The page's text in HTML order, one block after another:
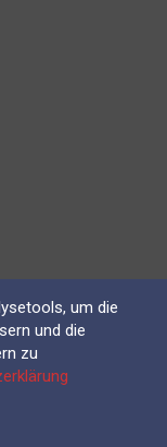
um die
und die
zu